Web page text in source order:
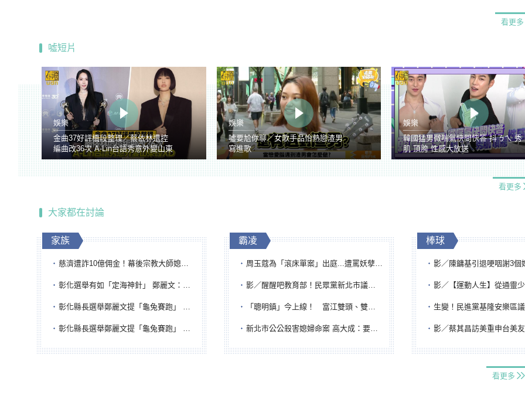
看更多
噓短片
娛樂
金曲37好評橋段整理／蔡依林遭控
編曲改36次 A-Lin台語秀意外變山東
腔
娛樂
噓要尬你聊／女歌手品怡熱戀渣男
寫進歌
娛樂
韓國猛男微喘氣快問快答 抖ㄋㄟ 秀
肌 頂胯 性感大放送
看更多
大家都在討論
家族
慈濟遭詐10億佣金！幕後宗教大師媳婦獲100萬交保...快步奔離不發一語
彰化選舉有如「定海神針」 鄭麗文：傾全黨之力讓彰化贏
彰化縣長選舉鄭麗文提「龜兔賽跑」 綠營、無黨籍忙否認是烏龜
彰化縣長選舉鄭麗文提「龜兔賽跑」 綠營、無黨籍忙否認是烏龜
霸凌
周玉蔻為「滾床單案」出庭...遭罵妖孽下地獄 張淑娟批：舌頭殺人有罪
影／醒醒吧教育部！民眾黨新北市議員參選人提出校園反毒防線升級政見
「聰明鎮」今上線！ 富江雙頭、雙一、人頭氣球全登場
新北市公公殺害媳婦命案 高大成：要害殺多刀顯示怨恨深
棒球
影／陳鏞基引退哽咽謝3個媽媽 最大
影／【運動人生】從通靈少女到無任所大使 劉柏君
生變！民進黨基隆安樂區議員提名人黃永翔突
影／蔡其昌訪美重申台美友誼 擔任MLB大
看更多